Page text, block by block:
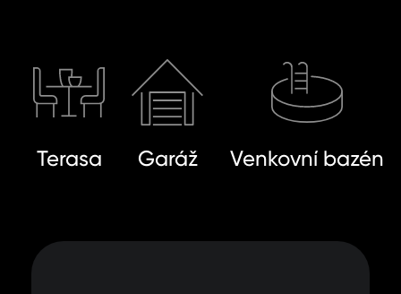
Terasa Garáž Venkovní bazén